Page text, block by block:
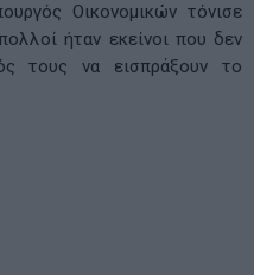
Οικονομικών τόνισε
ήταν εκείνοι που δεν
τους να εισπράξουν το